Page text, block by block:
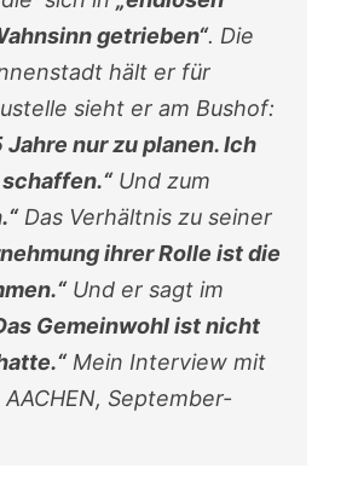
getrieben“. Die
hält er für
sieht er am Bushof:
nur zu planen. Ich
Und zum
Das Verhältnis zu seiner
ihrer Rolle ist die
Und er sagt im
Gemeinwohl ist nicht
Mein Interview mit
September-